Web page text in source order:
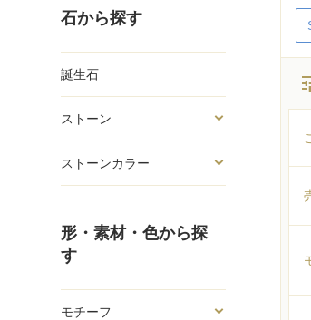
石から探す
誕生石
ストーン
ストーンカラー
形・素材・色から探
す
モチーフ